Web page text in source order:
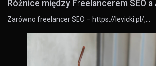
Różnice między Freelancerem SEO a
Zarówno freelancer SEO – https://levicki.pl/,…